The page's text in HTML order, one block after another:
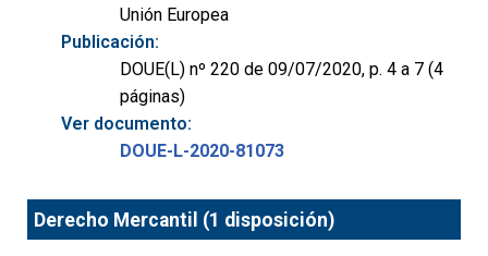
Unión Europea
Publicación:
DOUE(L) nº 220 de 09/07/2020, p. 4 a 7 (4
páginas)
Ver documento:
DOUE-L-2020-81073
Derecho Mercantil (1 disposición)